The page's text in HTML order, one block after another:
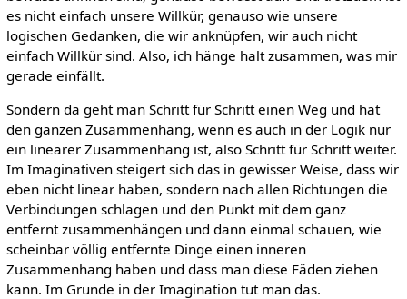
es nicht einfach unsere Willkür, genauso wie unsere
logischen Gedanken, die wir anknüpfen, wir auch nicht
einfach Willkür sind. Also, ich hänge halt zusammen, was mir
gerade einfällt.
Sondern da geht man Schritt für Schritt einen Weg und hat
den ganzen Zusammenhang, wenn es auch in der Logik nur
ein linearer Zusammenhang ist, also Schritt für Schritt weiter.
Im Imaginativen steigert sich das in gewisser Weise, dass wir
eben nicht linear haben, sondern nach allen Richtungen die
Verbindungen schlagen und den Punkt mit dem ganz
entfernt zusammenhängen und dann einmal schauen, wie
scheinbar völlig entfernte Dinge einen inneren
Zusammenhang haben und dass man diese Fäden ziehen
kann. Im Grunde in der Imagination tut man das.